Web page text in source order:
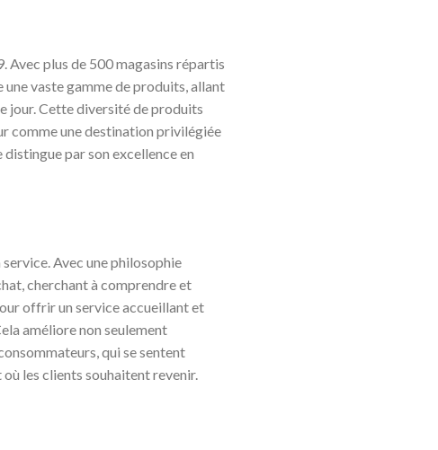
Avec plus de 500 magasins répartis
une vaste gamme de produits, allant
jour. Cette diversité de produits
comme une destination privilégiée
par son excellence en
Avec une philosophie
cherchant à comprendre et
offrir un service accueillant et
améliore non seulement
qui se sentent
les clients souhaitent revenir.